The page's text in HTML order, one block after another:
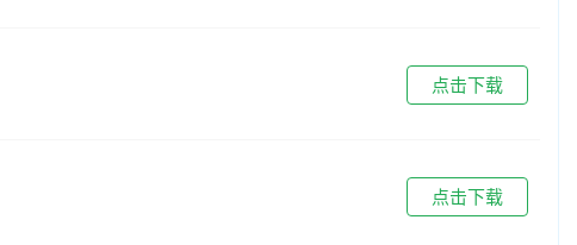
点击下载
点击下载